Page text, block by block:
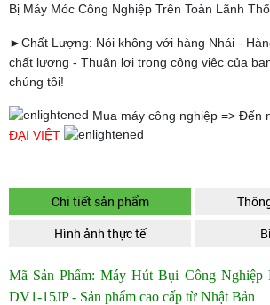
Bị Máy Móc Công Nghiệp Trên Toàn Lãnh
►Chất Lượng: Nói không với hàng Nhái -
chất lượng - Thuận lợi trong công việc của
chúng tôi!
Mua máy công nghiệp => Đến
ĐẠI VIỆT
Chi tiết sản phẩm
Hình ảnh thực tế
Mã Sản Phẩm:Máy Hút Bụi Công Nghiệp
DV1-15JP - Sản phẩm cao cấp từ Nhật Bản